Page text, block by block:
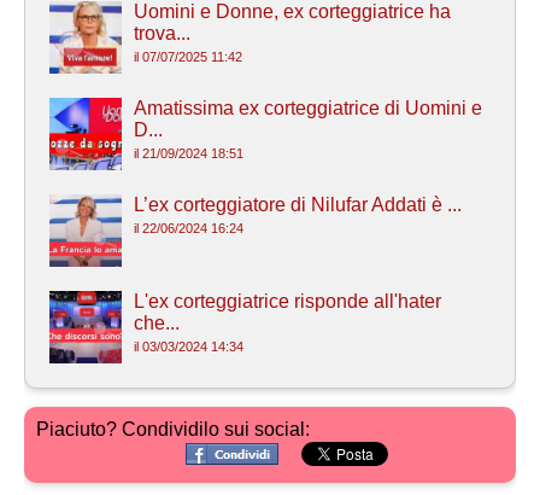
Uomini e Donne, ex corteggiatrice ha
trova...
il 07/07/2025 11:42
Amatissima ex corteggiatrice di Uomini e
D...
il 21/09/2024 18:51
L’ex corteggiatore di Nilufar Addati è ...
il 22/06/2024 16:24
L'ex corteggiatrice risponde all'hater
che...
il 03/03/2024 14:34
Piaciuto? Condividilo sui social: